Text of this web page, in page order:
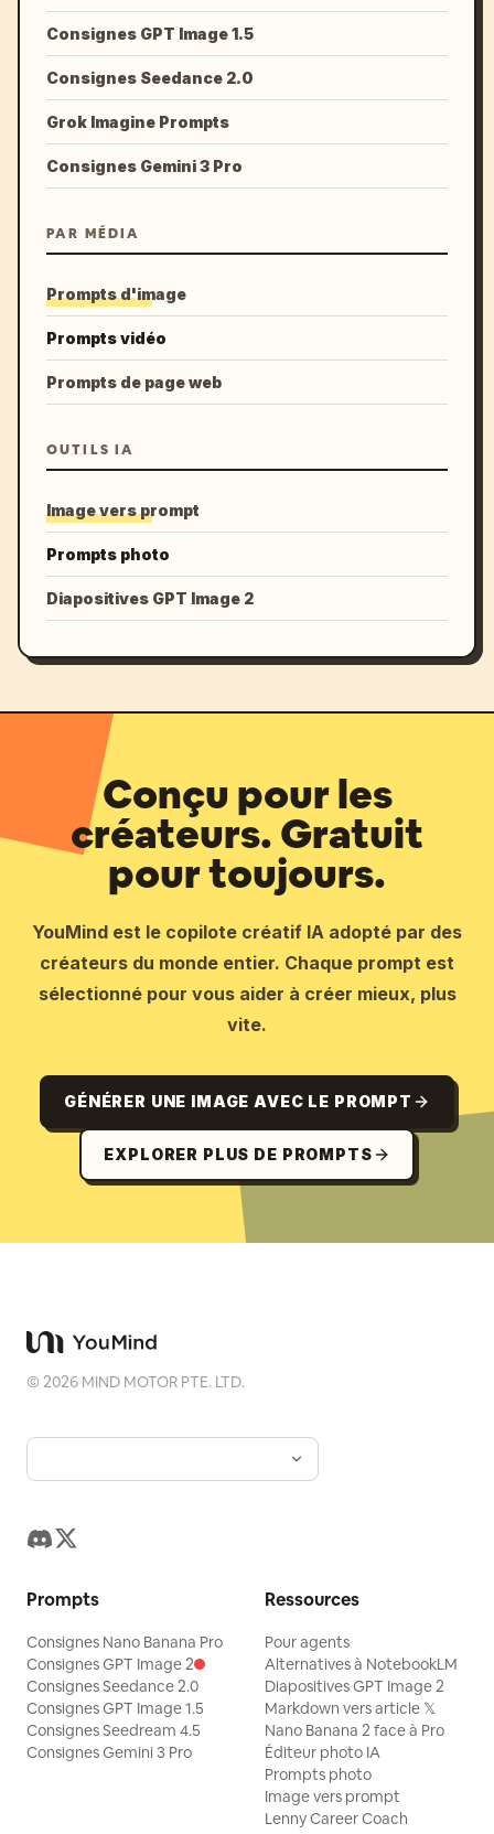
Consignes GPT Image 1.5
Consignes Seedance 2.0
Grok Imagine Prompts
Consignes Gemini 3 Pro
PAR MÉDIA
Prompts d'image
Prompts vidéo
Prompts de page web
OUTILS IA
Image vers prompt
Prompts photo
Diapositives GPT Image 2
Conçu pour les
créateurs. Gratuit
pour toujours.
YouMind est le copilote créatif IA adopté par des
créateurs du monde entier. Chaque prompt est
sélectionné pour vous aider à créer mieux, plus
vite.
GÉNÉRER UNE IMAGE AVEC LE PROMPT
EXPLORER PLUS DE PROMPTS
©2026 MIND MOTOR PTE. LTD.
Prompts
Consignes Nano Banana Pro
Consignes GPT Image 2
Consignes Seedance 2.0
Consignes GPT Image 1.5
Consignes Seedream 4.5
Consignes Gemini 3 Pro
Ressources
Pour agents
Alternatives à NotebookLM
Diapositives GPT Image 2
Markdown vers article 𝕏
Nano Banana 2 face à Pro
Éditeur photo IA
Prompts photo
Image vers prompt
Lenny Career Coach